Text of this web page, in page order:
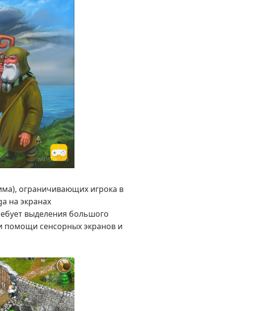
ограничивающих игрока в
на экранах
выделения большого
помощи сенсорных экранов и